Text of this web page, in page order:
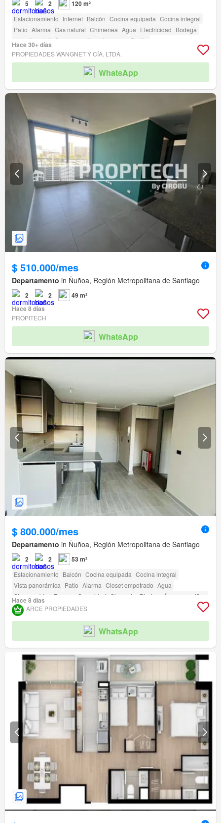
5 2 120 m²
Estacionamiento Internet Balcón Cocina equipada Cocina integral
Patio Alarma Gas natural Chimenea Agua Electricidad Bodega
amenity_wi_fi
Área para niños Ascensor
Parilla
Acceso para personas con discapacidad
Hace 30+ días
PROPIEDADES WANGNET Y CÍA. LTDA.
WhatsApp
$ 510.000/mes
Departamento in Ñuñoa, Región Metropolitana de Santiago
2 2
49 m²
Hace 8 días
PROPITECH
WhatsApp
$ 800.000/mes
Departamento in Ñuñoa, Región Metropolitana de Santiago
2 2 53 m²
Estacionamiento Balcón Cocina equipada Cocina integral
Vista panorámica Patio Alarma Closet empotrado Agua
Sin amueblar
Terraza Seguridad Gimnasio Piscina
Área para niños
Ascensor
Jardín Conserje
Acceso para personas con discapacidad
Hace 8 días
ARCE PROPIEDADES
WhatsApp